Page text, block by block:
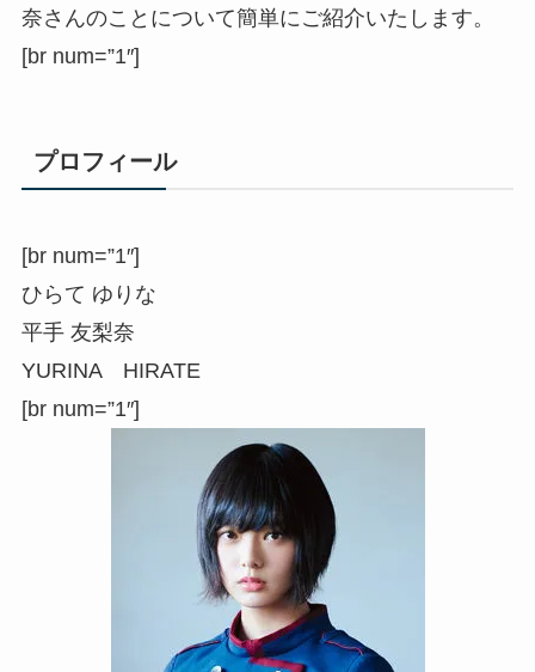
奈さんのことについて簡単にご紹介いたします。
[br num=”1″]
プロフィール
[br num=”1″]
ひらて ゆりな
平手 友梨奈
YURINA HIRATE
[br num=”1″]